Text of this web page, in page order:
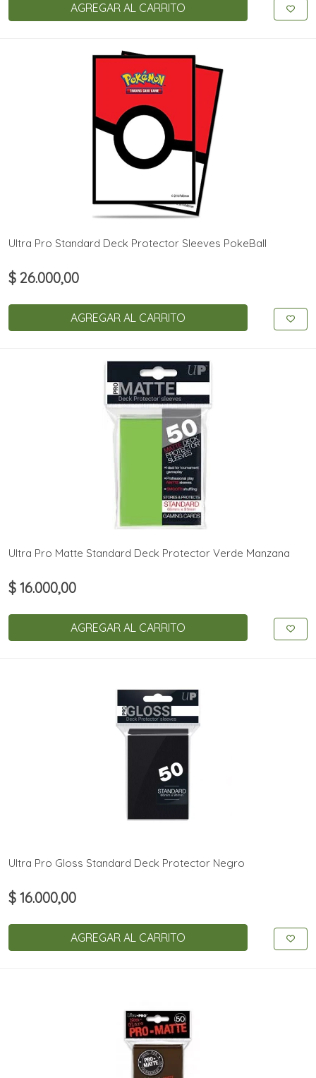
AGREGAR AL CARRITO
Ultra Pro Standard Deck Protector Sleeves PokeBall
$ 26.000,00
AGREGAR AL CARRITO
Ultra Pro Matte Standard Deck Protector Verde Manzana
$ 16.000,00
AGREGAR AL CARRITO
Ultra Pro Gloss Standard Deck Protector Negro
$ 16.000,00
AGREGAR AL CARRITO